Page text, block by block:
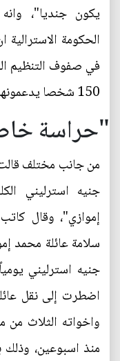
يكون جنديا"،
في صفوف التنظيم
150 شخصا يدعمونهم في الداخل.
"حراسة
جنيه استرليني
إموازي"، وقال كاتب
جنيه استرليني
اضطرت إلى نقل
واخواته الثلاث
منذ اسبوعين،